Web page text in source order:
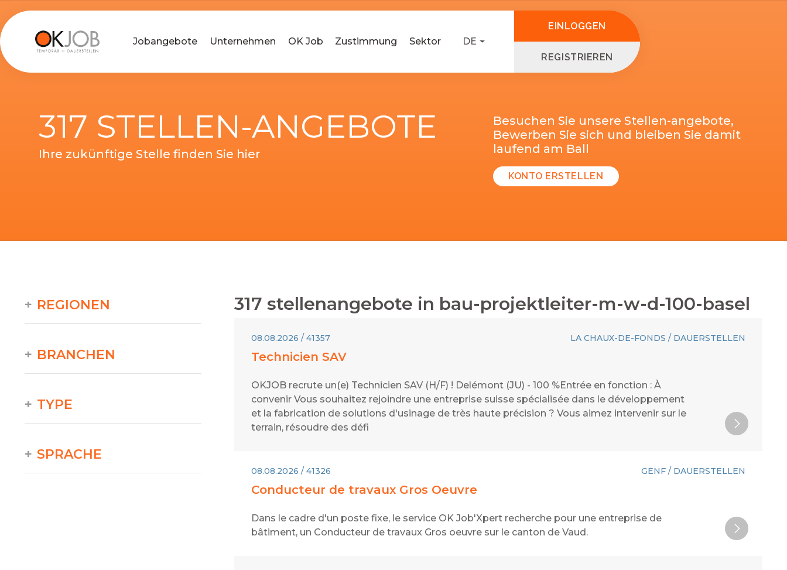
Jobangebote Unternehmen OK Job Zustimmung Sektor DE
EINLOGGEN
REGISTRIEREN
317 STELLEN-ANGEBOTE
Ihre zukünftige Stelle finden Sie hier
Besuchen Sie unsere Stellen-angebote,
Bewerben Sie sich und bleiben Sie damit
laufend am Ball
KONTO ERSTELLEN
317 stellenangebote in bau-projektleiter-m-w-d-100-basel
08.08.2026 / 41357 LA CHAUX-DE-FONDS / DAUERSTELLEN
Technicien SAV
OKJOB recrute un(e) Technicien SAV (H/F) ! Delémont (JU) - 100 %Entrée en fonction : À
convenir Vous souhaitez rejoindre une entreprise suisse spécialisée dans le développement
et la fabrication de solutions d'usinage de très haute précision ? Vous aimez intervenir sur le
terrain, résoudre des défi
08.08.2026 / 41326 GENF / DAUERSTELLEN
Conducteur de travaux Gros Oeuvre
Dans le cadre d'un poste fixe, le service OK Job'Xpert recherche pour une entreprise de
bâtiment, un Conducteur de travaux Gros oeuvre sur le canton de Vaud.
REGIONEN
BRANCHEN
TYPE
SPRACHE